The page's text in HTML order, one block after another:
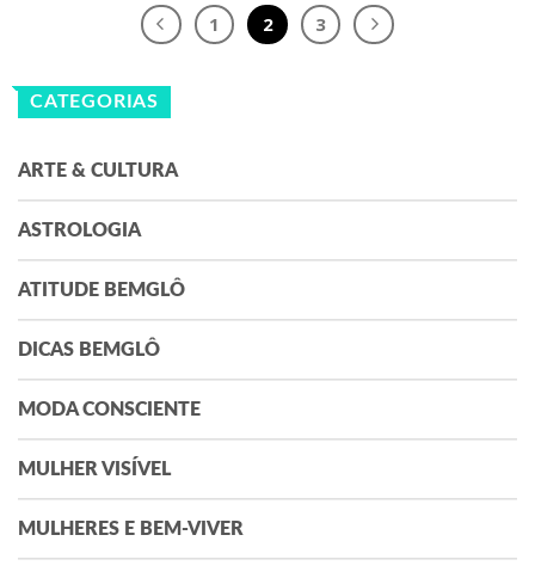
1 2 3
CATEGORIAS
ARTE & CULTURA
ASTROLOGIA
ATITUDE BEMGLÔ
DICAS BEMGLÔ
MODA CONSCIENTE
MULHER VISÍVEL
MULHERES E BEM-VIVER